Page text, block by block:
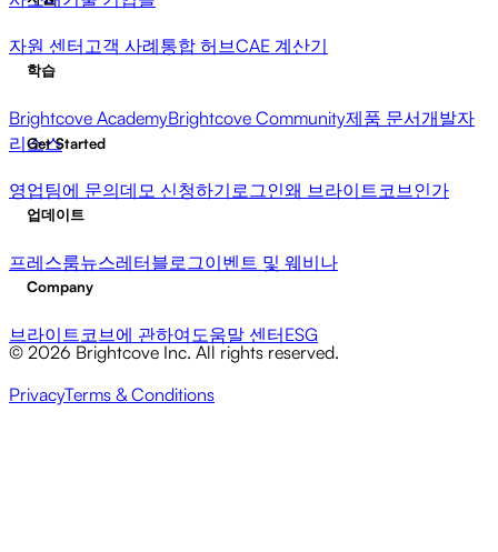
자원 센터고객 사례통합 허브CAE 계산기
학습
Brightcove AcademyBrightcove Community제품 문서개발자
리소스
Get Started
영업팀에 문의데모 신청하기 로그인왜 브라이트코브인가
업데이트
프레스룸뉴스레터블로그이벤트 및 웨비나
Company
브라이트코브에 관하여 도움말 센터ESG
© 2026 Brightcove Inc. All rights reserved.
PrivacyTerms & Conditions